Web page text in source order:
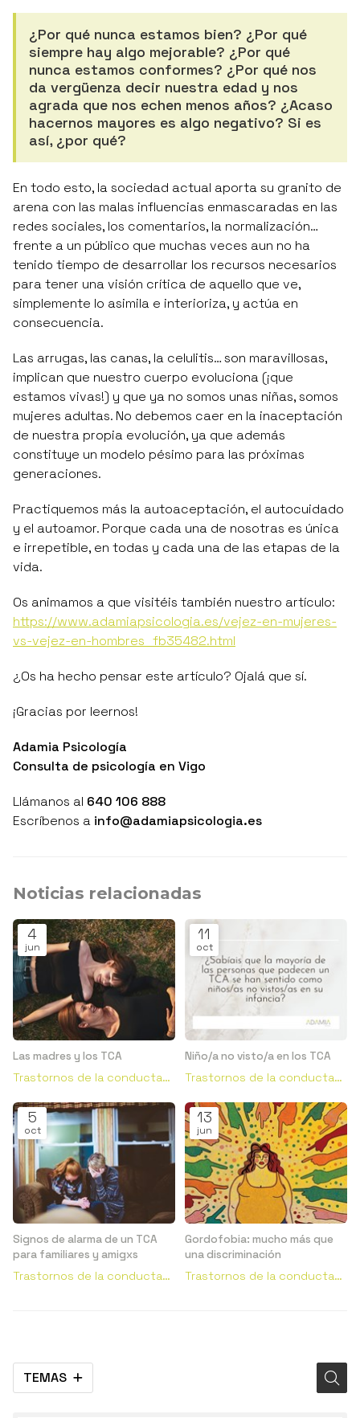
TEMAS
¿Por qué nunca estamos bien? ¿Por qué
siempre hay algo mejorable? ¿Por qué
nunca estamos conformes? ¿Por qué nos
da vergüenza decir nuestra edad y nos
agrada que nos echen menos años? ¿Acaso
hacernos mayores es algo negativo? Si es
así, ¿por qué?
En todo esto, la sociedad actual aporta su granito de
arena con las malas influencias enmascaradas en las
redes sociales, los comentarios, la normalización…
frente a un público que muchas veces aun no ha
tenido tiempo de desarrollar los recursos necesarios
para tener una visión crítica de aquello que ve,
simplemente lo asimila e interioriza, y actúa en
consecuencia.
Las arrugas, las canas, la celulitis… son maravillosas,
implican que nuestro cuerpo evoluciona (¡que
estamos vivas!) y que ya no somos unas niñas, somos
mujeres adultas. No debemos caer en la inaceptación
de nuestra propia evolución, ya que además
constituye un modelo pésimo para las próximas
generaciones.
Practiquemos más la autoaceptación, el autocuidado
y el autoamor. Porque cada una de nosotras es única
e irrepetible, en todas y cada una de las etapas de la
vida.
Os animamos a que visitéis también nuestro artículo:
https://www.adamiapsicologia.es/vejez-en-mujeres-
vs-vejez-en-hombres_fb35482.html
¿Os ha hecho pensar este artículo? Ojalá que sí.
¡Gracias por leernos!
Adamia Psicología
Consulta de psicología en Vigo
Llámanos al 640 106 888
Escríbenos a info@adamiapsicologia.es
Noticias relacionadas
4
jun
Las madres y los TCA
Trastornos de la conducta
11
oct
Niño/a no visto/a en los TCA
Trastornos de la conducta
5
oct
Signos de alarma de un TCA
para familiares y amigxs
Trastornos de la conducta
13
jun
Gordofobia: mucho más que
una discriminación
Trastornos de la conducta